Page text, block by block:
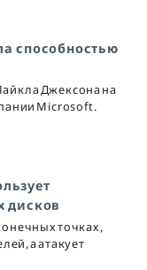
способностью
Джексона на
Microsoft.
дисков
точках,
а атакует